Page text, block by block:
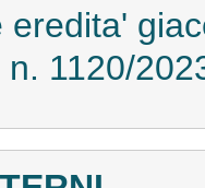
eredita'
1120/